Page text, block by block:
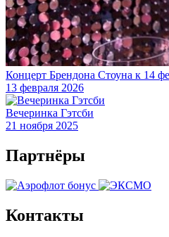
Концерт Брендона Стоуна к 14
13 февраля 2026
Вечеринка Гэтсби
21 ноября 2025
Партнёры
Контакты